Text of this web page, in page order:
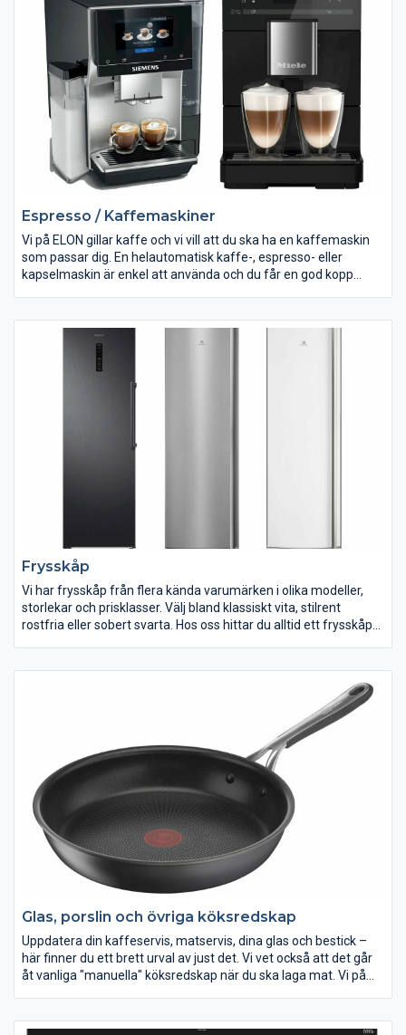
olika mycket effekt.
Espresso / Kaffemaskiner
Vi på ELON gillar kaffe och vi vill att du ska ha en kaffemaskin
som passar dig. En helautomatisk kaffe-, espresso- eller
kapselmaskin är enkel att använda och du får en god kopp
Med hjälp av en kaffemaskin, espressomaskin eller
kapselmaskin kan du servera dig själv och dina gäster
Frysskåp
Vi har frysskåp från flera kända varumärken i olika modeller,
storlekar och prisklasser. Välj bland klassiskt vita, stilrent
rostfria eller sobert svarta. Hos oss hittar du alltid ett frysskåp
När du ska köpa frys finns det en del råd att ta till för att hitta
den som passar dig allra bäst. Generella råd är att du alltid ska
utgå från dina matvanor, mäta upp utrymmet frysen ska stå på
och bestämma åt vilket håll dörren ska öppnas.
Det är smidigt att välja ett frysskåp med automatisk
avfrostning. Idag har de allra flesta frysskåp automatisk
avfrostning, men det kan vara bra att kontrollera att frysen du
funderar på att köpa har det så du slipper det tråkiga jobbet
med att avfrosta den själv.
Glas, porslin och övriga köksredskap
Uppdatera din kaffeservis, matservis, dina glas och bestick –
här finner du ett brett urval av just det. Vi vet också att det går
åt vanliga "manuella" köksredskap när du ska laga mat. Vi på
lyckas i köket!